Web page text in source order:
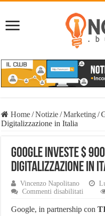
Home/Notizie/Marketing/
Digitalizzazione in Italia
Google Investe $
Digitalizzazione in
Vincenzo Napolitano
Commenti disabilitati
Investe
Google, in partnership con